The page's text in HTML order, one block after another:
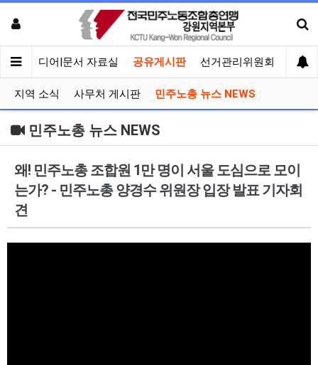
견 미디어|문서 자료실 공유게시판 선거관리위원회
지역 소식 사무처 게시판 민주노총 뉴스 NEWS
민주노총 뉴스 NEWS
왜! 민주노총 조합원 1만 명이 서울 도심으로 모이
는가? - 민주노총 양경수 위원장 입장 발표 기자회
견